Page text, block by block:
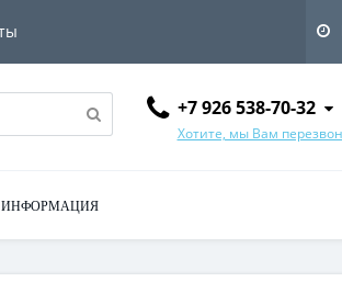
+7 926 538-70-32
Хотите, мы Вам
ИНФОРМАЦИЯ